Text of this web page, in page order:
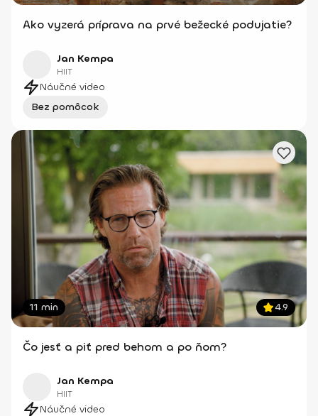
Ako vyzerá príprava na prvé bežecké podujatie?
Jan Kempa
HIIT
Náučné video
Bez pomôcok
11 min 4.9
Čo jesť a piť pred behom a po ňom?
Jan Kempa
HIIT
Náučné video